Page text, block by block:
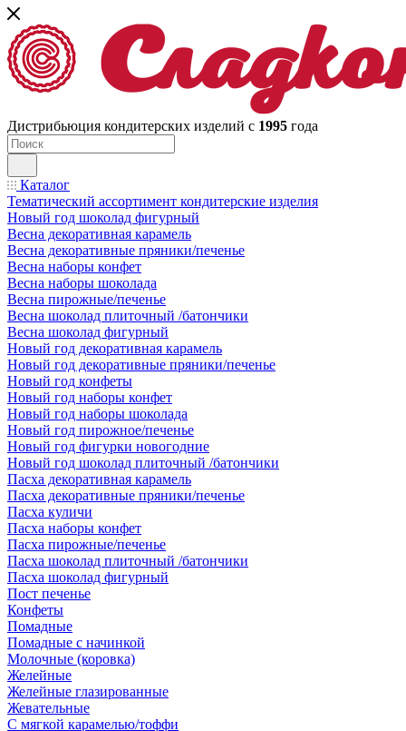
Дистрибьюция кондитерских изделий с 1995 года
Каталог
Тематический ассортимент кондитерские изделия
Новый год шоколад фигурный
Весна декоративная карамель
Весна декоративные пряники/печенье
Весна наборы конфет
Весна наборы шоколада
Весна пирожные/печенье
Весна шоколад плиточный /батончики
Весна шоколад фигурный
Новый год декоративная карамель
Новый год декоративные пряники/печенье
Новый год конфеты
Новый год наборы конфет
Новый год наборы шоколада
Новый год пирожное/печенье
Новый год фигурки новогодние
Новый год шоколад плиточный /батончики
Пасха декоративная карамель
Пасха декоративные пряники/печенье
Пасха куличи
Пасха наборы конфет
Пасха пирожные/печенье
Пасха шоколад плиточный /батончики
Пасха шоколад фигурный
Пост печенье
Конфеты
Помадные
Помадные с начинкой
Молочные (коровка)
Желейные
Желейные глазированные
Жевательные
С мягкой карамелью/тоффи